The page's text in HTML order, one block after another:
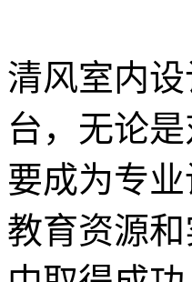
清风室内
台，无论
要成为专
教育资源